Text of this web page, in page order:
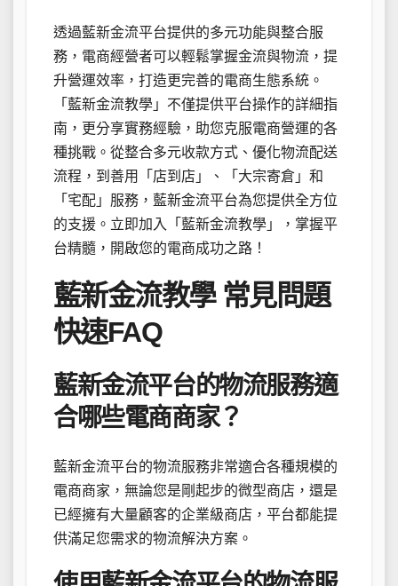
透過藍新金流平台提供的多元功能與整合服
務，電商經營者可以輕鬆掌握金流與物流，提
升營運效率，打造更完善的電商生態系統。
「藍新金流教學」不僅提供平台操作的詳細指
南，更分享實務經驗，助您克服電商營運的各
種挑戰。從整合多元收款方式、優化物流配送
流程，到善用「店到店」、「大宗寄倉」和
「宅配」服務，藍新金流平台為您提供全方位
的支援。立即加入「藍新金流教學」，掌握平
台精髓，開啟您的電商成功之路！
藍新金流教學 常見問題
快速FAQ
藍新金流平台的物流服務適
合哪些電商商家？
藍新金流平台的物流服務非常適合各種規模的
電商商家，無論您是剛起步的微型商店，還是
已經擁有大量顧客的企業級商店，平台都能提
供滿足您需求的物流解決方案。